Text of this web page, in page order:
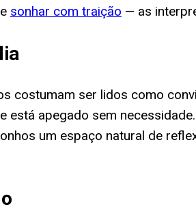
sonhar com traição — as
costumam ser lidos como
está apegado sem
um espaço natural de